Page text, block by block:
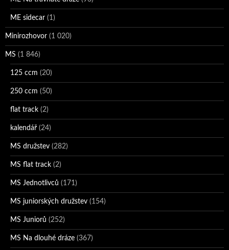
ME sidecar (1)
Minirozhovor (1 020)
MS (1 846)
125 ccm (20)
250 ccm (50)
flat track (2)
kalendář (24)
MS družstev (282)
MS flat track (2)
MS Jednotlivců (171)
MS juniorských družstev (154)
MS Juniorů (252)
MS Na dlouhé dráze (367)